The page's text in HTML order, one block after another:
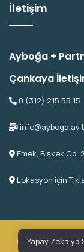
İletişim
Ayboğa +
Çankaya
0 (312) 215 55 15
Emek, Bişkek
Lokasyon için
© 2026
Yapay Zeka'ya